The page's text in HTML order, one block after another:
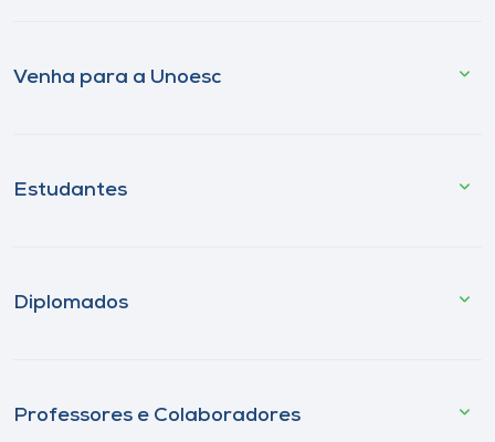
Venha para a Unoesc
Estudantes
Diplomados
Professores e Colaboradores